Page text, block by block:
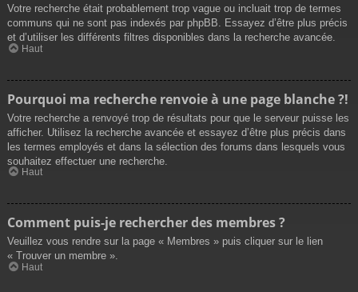
Votre recherche était probablement trop vague ou incluait trop de termes
communs qui ne sont pas indexés par phpBB. Essayez d’être plus précis
et d’utiliser les différents filtres disponibles dans la recherche avancée.
Haut
Pourquoi ma recherche renvoie à une page blanche ?!
Votre recherche a renvoyé trop de résultats pour que le serveur puisse les
afficher. Utilisez la recherche avancée et essayez d’être plus précis dans
les termes employés et dans la sélection des forums dans lesquels vous
souhaitez effectuer une recherche.
Haut
Comment puis-je rechercher des membres ?
Veuillez vous rendre sur la page « Membres » puis cliquer sur le lien
« Trouver un membre ».
Haut